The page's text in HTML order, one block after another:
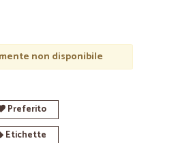
non disponibile
Preferito
Etichette